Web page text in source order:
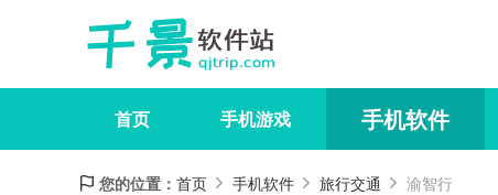
首页 手机游戏 手机软件
您的位置： 首页 手机软件 旅行交通 渝智行